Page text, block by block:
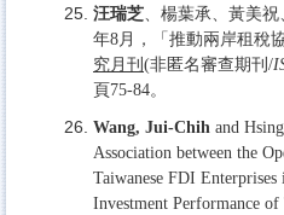
汪瑞芝、楊葉承、黃美
年8月，「推動兩岸租稅
究月刊 (非匿名審查期刊/
頁75-84。
Wang, Jui-Chih and
Association between the
Taiwanese FDI
Investment Performance